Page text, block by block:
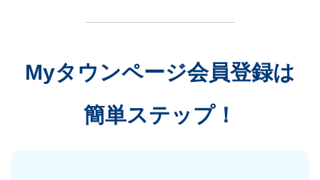
Myタウンページ会員登録は
簡単ステップ！